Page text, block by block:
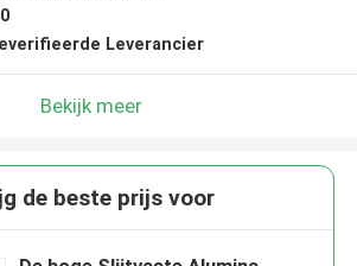
Leverancier
Bekijk meer
de beste prijs voor